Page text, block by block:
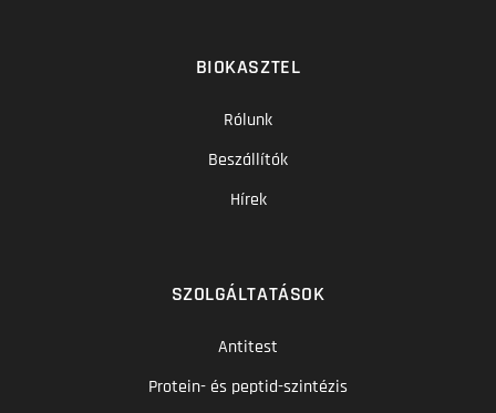
BIOKASZTEL
Rólunk
Beszállítók
Hírek
SZOLGÁLTATÁSOK
Antitest
Protein- és peptid-szintézis